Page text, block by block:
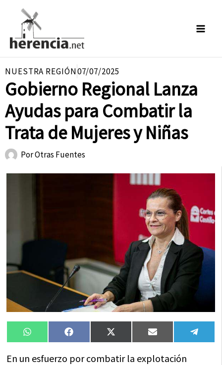
contenido
NUESTRA REGIÓN07/07/2025
Gobierno Regional Lanza
Ayudas para Combatir la
Trata de Mujeres y Niñas
PorOtras Fuentes
Compartir
en
WhatsAppCompartir
en
FacebookCompartir
en
X
(Twitter)
Compartir
en
Email
en
En un esfuerzo por combatir la explotación